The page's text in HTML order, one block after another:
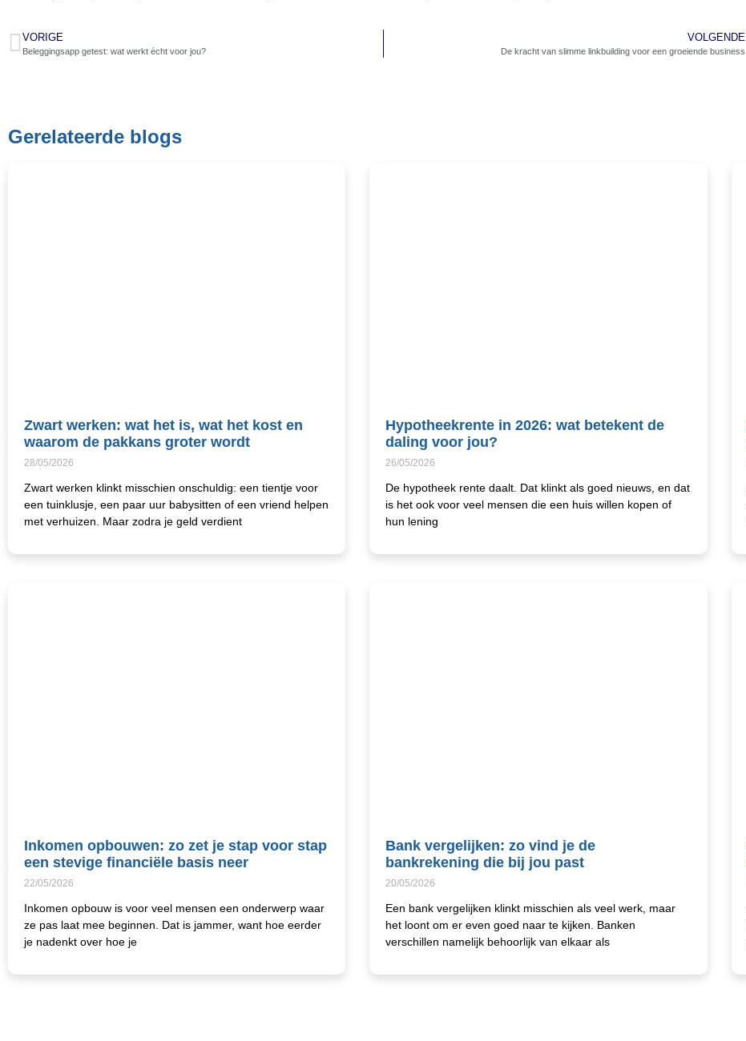
VORIGE
Beleggingsapp getest: wat werkt écht voor jou?
VOLGENDE
De kracht van slimme linkbuilding voor een groeiende business
Gerelateerde blogs
Zwart werken: wat het is, wat het kost en
waarom de pakkans groter wordt
28/05/2026
Zwart werken klinkt misschien onschuldig: een tientje voor
een tuinklusje, een paar uur babysitten of een vriend helpen
met verhuizen. Maar zodra je geld verdient
Hypotheekrente in 2026: wat betekent de
daling voor jou?
26/05/2026
De hypotheek rente daalt. Dat klinkt als goed nieuws, en dat
is het ook voor veel mensen die een huis willen kopen of
hun lening
Inkomen opbouwen: zo zet je stap voor stap
een stevige financiële basis neer
22/05/2026
Inkomen opbouw is voor veel mensen een onderwerp waar
ze pas laat mee beginnen. Dat is jammer, want hoe eerder
je nadenkt over hoe je
Bank vergelijken: zo vind je de
bankrekening die bij jou past
20/05/2026
Een bank vergelijken klinkt misschien als veel werk, maar
het loont om er even goed naar te kijken. Banken
verschillen namelijk behoorlijk van elkaar als